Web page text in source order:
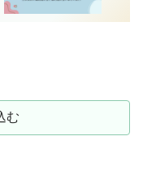
む